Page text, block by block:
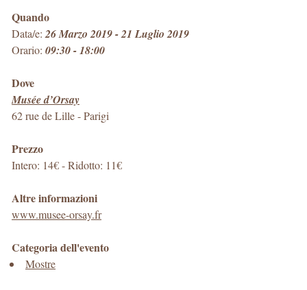
Quando
Data/e: 26 Marzo 2019 - 21 Luglio 2019
Orario: 09:30 - 18:00
Dove
Musée d’Orsay
62 rue de Lille-Parigi
Prezzo
Intero: 14€ - Ridotto: 11€
Altre informazioni
www.musee-orsay.fr
Categoria dell'evento
Mostre